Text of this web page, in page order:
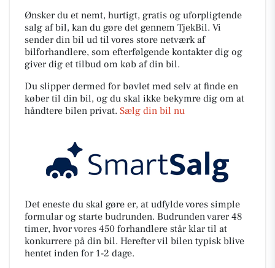
Ønsker du et nemt, hurtigt, gratis og uforpligtende
salg af bil, kan du gøre det gennem TjekBil. Vi
sender din bil ud til vores store netværk af
bilforhandlere, som efterfølgende kontakter dig og
giver dig et tilbud om køb af din bil.
Du slipper dermed for bøvlet med selv at finde en
køber til din bil, og du skal ikke bekymre dig om at
håndtere bilen privat. Sælg din bil nu
Det eneste du skal gøre er, at udfylde vores simple
formular og starte budrunden. Budrunden varer 48
timer, hvor vores 450 forhandlere står klar til at
konkurrere på din bil. Herefter vil bilen typisk blive
hentet inden for 1-2 dage.